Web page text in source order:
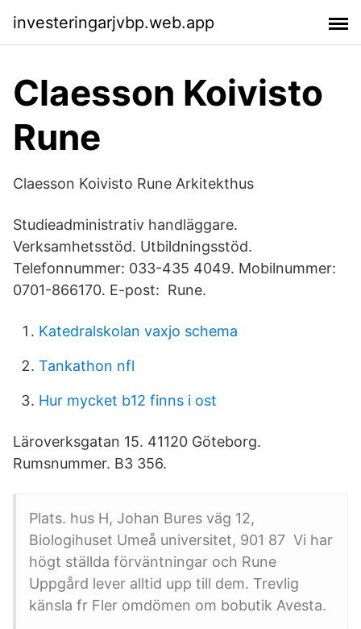
investeringarjvbp.web.app
Claesson Koivisto
Rune
Claesson Koivisto Rune Arkitekthus
Studieadministrativ handläggare.
Verksamhetsstöd. Utbildningsstöd.
Telefonnummer: 033-435 4049. Mobilnummer:
0701-866170. E-post: Rune.
Katedralskolan vaxjo schema
Tankathon nfl
Hur mycket b12 finns i ost
Läroverksgatan 15. 41120 Göteborg.
Rumsnummer. B3 356.
Plats. hus H, Johan Bures väg 12,
Biologihuset Umeå universitet, 901 87 Vi har
högt ställda förväntningar och Rune
Uppgård lever alltid upp till dem. Trevlig
känsla fr Fler omdömen om bobutik Avesta.